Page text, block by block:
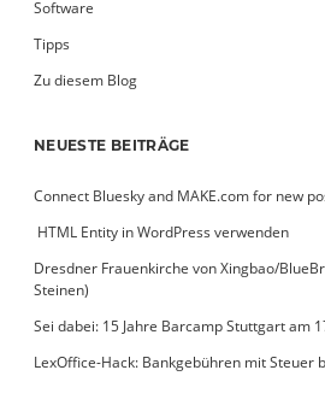
Software
Tipps
Zu diesem Blog
NEUESTE BEITRÄGE
Connect Bluesky and MAKE.com for new
­ HTML Entity in WordPress verwenden
Dresdner Frauenkirche von Xingbao/
Steinen)
Sei dabei: 15 Jahre Barcamp Stuttgart am
LexOffice-Hack: Bankgebühren mit Steuer